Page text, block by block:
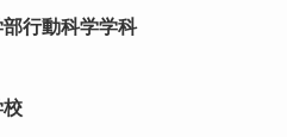
行動科学学科
校